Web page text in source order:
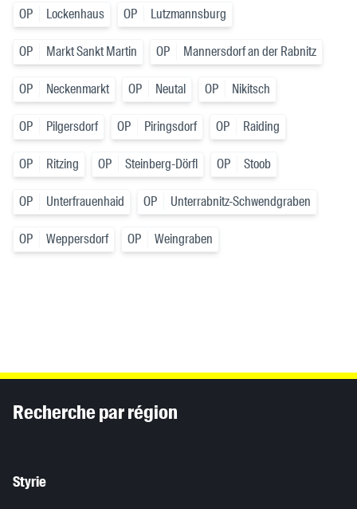
OP Lockenhaus OP Lutzmannsburg
OP Markt Sankt Martin OP Mannersdorf an der Rabnitz
OP Neckenmarkt OP Neutal OP Nikitsch
OP Pilgersdorf OP Piringsdorf OP Raiding
OP Ritzing OP Steinberg-Dörfl OP Stoob
OP Unterfrauenhaid OP Unterrabnitz-Schwendgraben
OP Weppersdorf OP Weingraben
Recherche par région
Styrie